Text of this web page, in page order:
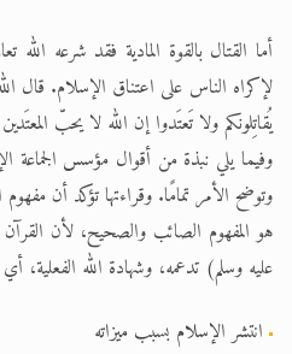
أما القتال بالقوة المادية فقد شرعه
لإكراه الناس على اعتناق الإسلام. قال
يُقاتِلونكم ولا تَعتَدوا إن الله لا يحبّ المعتَدين
وفيما يلي نبذة من أقوال مؤسس الجماعة
وتوضح الأمر تمامًا. وقراءتها تؤكد أن
هو المفهوم الصائب والصحيح، لأن القرآن
عليه وسلم) تدعمه، وشهادة الله الفعلية،
انتشر الإسلام بسبب ميزاته